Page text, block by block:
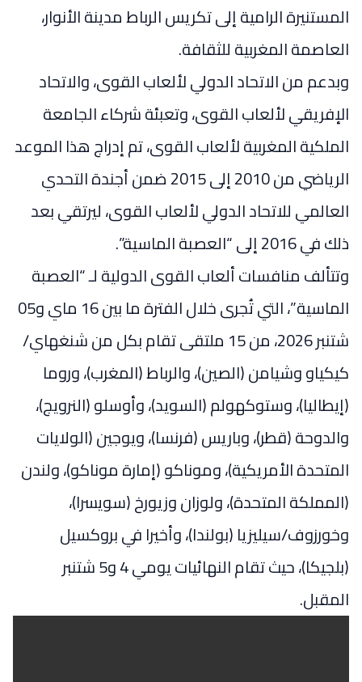
المستنيرة الرامية إلى تكريس الرباط مدينة الأنوار،
العاصمة المغربية للثقافة.
وبدعم من الاتحاد الدولي لألعاب القوى، والاتحاد
الإفريقي لألعاب القوى، وتعبئة شركاء الجامعة
الملكية المغربية لألعاب القوى، تم إدراج هذا الموعد
الرياضي من 2010 إلى 2015 ضمن أجندة التحدي
العالمي للاتحاد الدولي لألعاب القوى، ليرتقي بعد
ذلك في 2016 إلى “العصبة الماسية”.
وتتألف منافسات ألعاب القوى الدولية لـ “العصبة
الماسية”، التي تُجرى خلال الفترة ما بين 16 ماي و05
شتنبر 2026، من 15 ملتقى تقام بكل من شنغهاي/
كيكياو وشيامن (الصين)، والرباط (المغرب)، وروما
(إيطاليا)، وستوكهولم (السويد)، وأوسلو (النرويج)،
والدوحة (قطر)، وباريس (فرنسا)، ويوجين (الولايات
المتحدة الأمريكية)، وموناكو (إمارة موناكو)، ولندن
(المملكة المتحدة)، ولوزان وزيورخ (سويسرا)،
وخورزوف/سيليزيا (بولندا)، وأخيرا في بروكسيل
(بلجيكا)، حيث تقام النهائيات يومي 4 و5 شتنبر
المقبل.